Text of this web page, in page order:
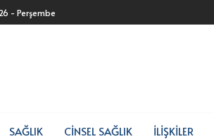
- Perşembe
SAĞLIK CINSEL SAĞLIK İLIŞKILER